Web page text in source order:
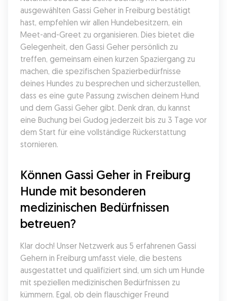
ausgewählten Gassi Geher in Freiburg bestätigt
hast, empfehlen wir allen Hundebesitzern, ein
Meet-and-Greet zu organisieren. Dies bietet die
Gelegenheit, den Gassi Geher persönlich zu
treffen, gemeinsam einen kurzen Spaziergang zu
machen, die spezifischen Spazierbedürfnisse
deines Hundes zu besprechen und sicherzustellen,
dass es eine gute Passung zwischen deinem Hund
und dem Gassi Geher gibt. Denk dran, du kannst
eine Buchung bei Gudog jederzeit bis zu 3 Tage vor
dem Start für eine vollständige Rückerstattung
stornieren.
Können Gassi Geher in Freiburg
Hunde mit besonderen
medizinischen Bedürfnissen
betreuen?
Klar doch! Unser Netzwerk aus 5 erfahrenen Gassi
Gehern in Freiburg umfasst viele, die bestens
ausgestattet und qualifiziert sind, um sich um Hunde
mit speziellen medizinischen Bedürfnissen zu
kümmern. Egal, ob dein flauschiger Freund